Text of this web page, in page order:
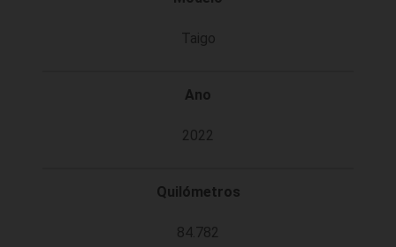
Taigo
Ano
2022
Quilómetros
84.782